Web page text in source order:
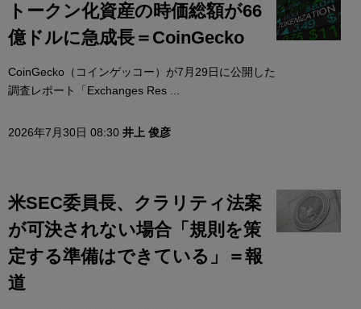
トークン化資産の時価総額が66
億ドルに急成長＝CoinGecko
CoinGecko（コインゲッコー）が7月29日に公開した
調査レポート「Exchanges Res ...
2026年7月30日 08:30 井上 俊彦
米SEC委員長、クラリティ法案
が可決されない場合「規則を策
定する準備はできている」＝報
道